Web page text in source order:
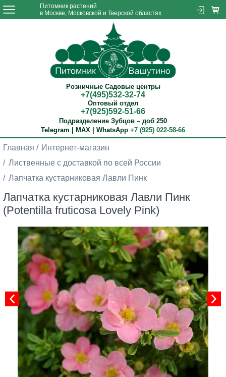
Питомник растений
в Москве, Московской и Тверской областях
Розничные Садовые центры
+7(495)532-32-74
Оптовый отдел
+7(925)592-51-66
Подразделение Зубцов – доб 250
Telegram | MAX | WhatsApp +7 (925) 022-58-66
Главная
Интернет-магазин
Лиственные с доставкой по всей России
Лапчатка кустарниковая Лавли Пинк
Лапчатка кустарниковая Лавли Пинк
(Potentilla fruticosa Lovely Pink)